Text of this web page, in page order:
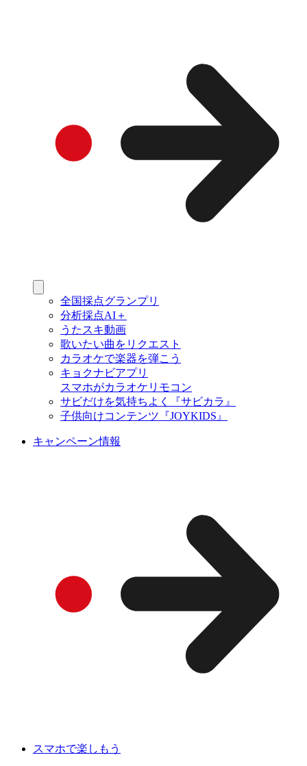
全国採点グランプリ
分析採点AI＋
うたスキ動画
歌いたい曲をリクエスト
カラオケで楽器を弾こう
キョクナビアプリ
スマホがカラオケリモコン
サビだけを気持ちよく『サビカラ』
子供向けコンテンツ『JOYKIDS』
キャンペーン情報
スマホで楽しもう